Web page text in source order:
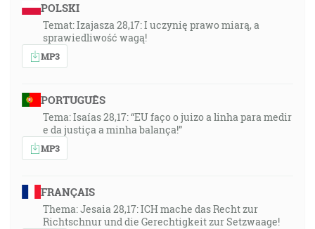
POLSKI
Temat: Izajasza 28,17: I uczynię prawo miarą, a
sprawiedliwość wagą!
MP3
PORTUGUÊS
Tema: Isaías 28,17: “EU faço o juizo a linha para medir
e da justiça a minha balança!”
MP3
FRANÇAIS
Thema: Jesaia 28,17: ICH mache das Recht zur
Richtschnur und die Gerechtigkeit zur Setzwaage!